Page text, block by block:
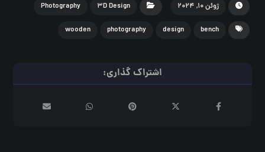
ژوئن ۱۰, ۲۰۲۴ ۳D Design Photography
bench
design
photography
wooden